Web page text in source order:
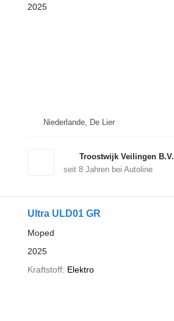
2025
Niederlande, De Lier
Troostwijk Veilingen B.V.
seit 8Jahren bei Autoline
Ultra ULD01 GR
Moped
2025
Kraftstoff Elektro